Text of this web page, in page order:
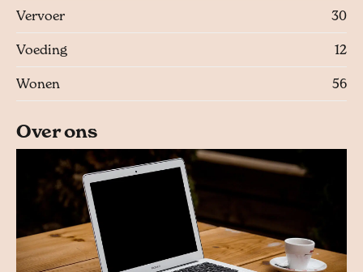
Vervoer 30
Voeding 12
Wonen 56
Over ons